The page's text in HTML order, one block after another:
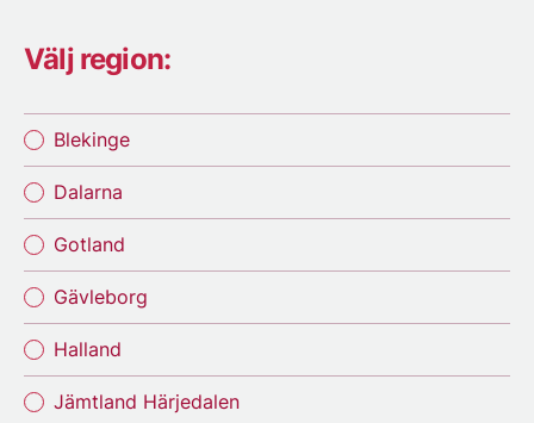
Välj region:
Blekinge
Dalarna
Gotland
Gävleborg
Halland
Jämtland Härjedalen